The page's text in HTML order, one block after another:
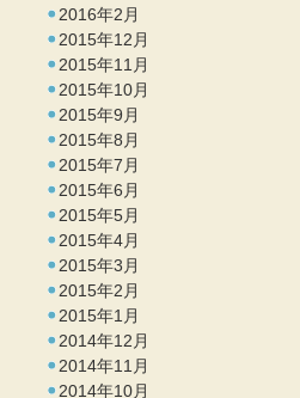
2016年2月
2015年12月
2015年11月
2015年10月
2015年9月
2015年8月
2015年7月
2015年6月
2015年5月
2015年4月
2015年3月
2015年2月
2015年1月
2014年12月
2014年11月
2014年10月